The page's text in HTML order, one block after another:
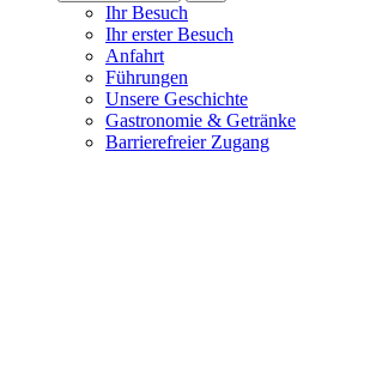
Ihr Besuch
Ihr erster Besuch
Anfahrt
Führungen
Unsere Geschichte
Gastronomie & Getränke
Barrierefreier Zugang